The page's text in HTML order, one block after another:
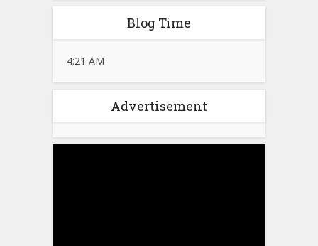
Blog Time
4:21 AM
Advertisement